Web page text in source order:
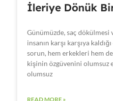
İleriye Dönük Bir
Günümüzde, saç
insanın karşı karşıya
sorun, hem erkekleri hem
kişinin özgüvenini olumsuz
olumsuz
READ MORE »